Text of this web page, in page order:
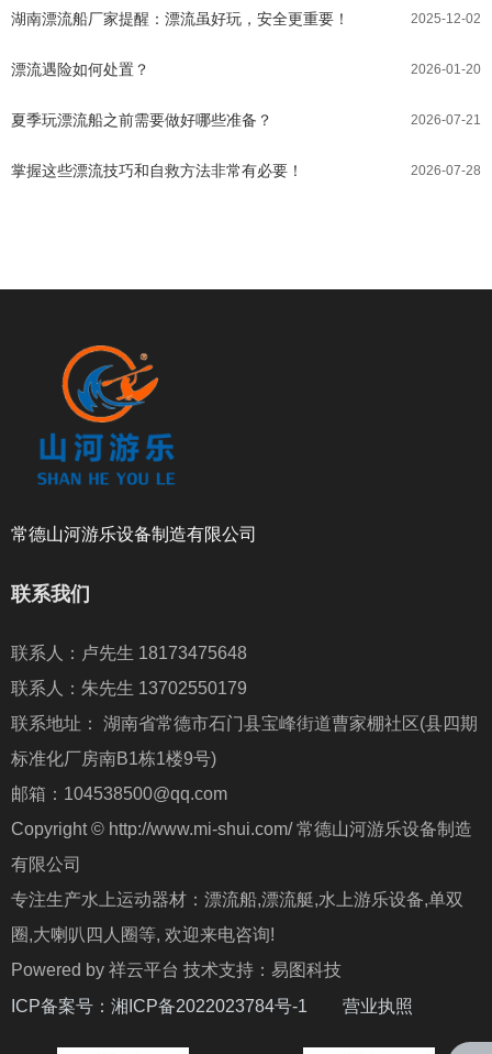
2025-12-02
湖南漂流船厂家提醒：漂流虽好玩，安全更重要！
2026-01-20
漂流遇险如何处置？
2026-07-21
夏季玩漂流船之前需要做好哪些准备？
2026-07-28
掌握这些漂流技巧和自救方法非常有必要！
常德山河游乐设备制造有限公司
联系我们
联系人：卢先生 18173475648
联系人：朱先生 13702550179
联系地址： 湖南省常德市石门县宝峰街道曹家棚社区(县四期
标准化厂房南B1栋1楼9号)
邮箱：104538500@qq.com
Copyright © http://www.mi-shui.com/ 常德山河游乐设备制造
有限公司
专注生产水上运动器材：漂流船,漂流艇,水上游乐设备,单双
圈,大喇叭四人圈等, 欢迎来电咨询!
Powered by 祥云平台 技术支持：易图科技
ICP备案号： 湘ICP备2022023784号-1 营业执照